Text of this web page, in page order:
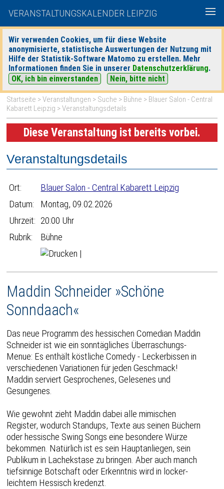
VERANSTALTUNGSKALENDER LEIPZIG
Wir verwenden Cookies, um für diese Website
anonymisierte, statistische Auswertungen der Nutzung mit
Hilfe der Statistik-Software Matomo zu erstellen. Mehr
Informationen finden Sie in unserer Datenschutzerklärung.
OK, ich bin einverstanden
Nein, bitte nicht
heute|morgen| Detaillierte Suche
Startseite >Veranstaltungen > Suche > Bühne > Blauer Salon - Central
Kabarett Leipzig > Veranstaltungsdetails
Diese Veranstaltung ist bereits vorbei.
Veranstaltungsdetails
Ort:
Blauer Salon - Central Kabarett Leipzig
Datum:
Montag, 09.02.2026
Uhrzeit: 20:00 Uhr
Rubrik:
Bühne
|
Maddin Schneider »Schöne
Sonndaach«
Das neue Programm des hessischen Comedian Maddin
Schneider ist wie ein sonntägliches Überraschungs-
Menue: Es enthält köstliche Comedy - Leckerbissen in
verschiedenen Variationen für jeden Geschmack!
Maddin serviert Gesprochenes, Gelesenes und
Gesungenes.
Wie gewohnt zieht Maddin dabei alle mimischen
Register, wodurch Standups, Texte aus seinen Büchern
oder hessische Swing Songs eine besondere Würze
bekommen. Natürlich ist es sein Hauptanliegen, sein
Publikum in Lachekstase zu bringen. Aber auch manch
tiefsinnige Botschaft oder Erkenntnis wird in locker-
leichtem Hessisch kredenzt.